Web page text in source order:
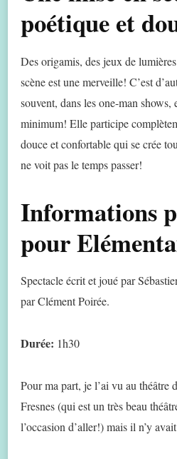
poétique et
Des origamis, des jeux de
scène est une merveille! C’est
souvent, dans les one-man shows,
minimum! Elle participe
douce et confortable qui se crée
ne voit pas le temps passer!
Informations
pour
Spectacle écrit et joué par
par Clément Poirée.
Durée: 1h30
Pour ma part, je l’ai vu au théâtre
Fresnes (qui est un très beau
l’occasion d’aller!) mais il n’y